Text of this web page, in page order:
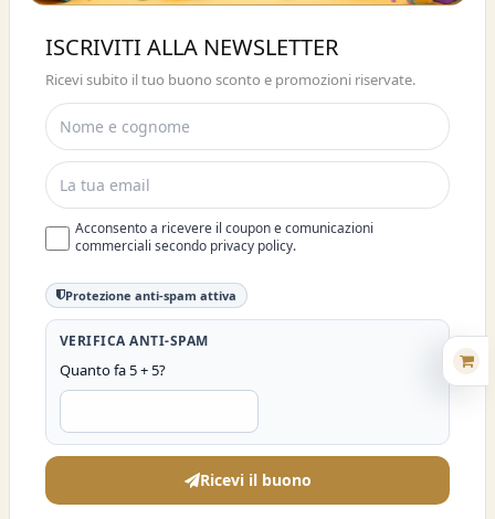
ISCRIVITI E OTTIENI SUBITO UNO
SCONTO DEL 10%
ISCRIVITI ALLA NEWSLETTER
Ricevi subito il tuo buono sconto e promozioni riservate.
Acconsento a ricevere il coupon e comunicazioni
commerciali secondo privacy policy.
Protezione anti-spam attiva
VERIFICA ANTI-SPAM
Quanto fa 5 + 5?
Ricevi il buono